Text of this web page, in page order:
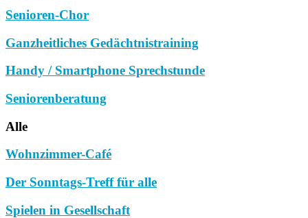
Senioren-Chor
Ganzheitliches Gedächtnistraining
Handy / Smartphone Sprechstunde
Seniorenberatung
Alle
Wohnzimmer-Café
Der Sonntags-Treff für alle
Spielen in Gesellschaft